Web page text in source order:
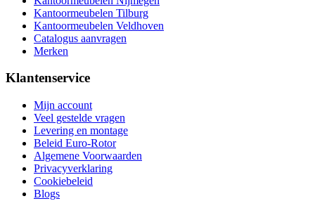
Kantoormeubelen Tilburg
Kantoormeubelen Veldhoven
Catalogus aanvragen
Merken
Klantenservice
Mijn account
Veel gestelde vragen
Levering en montage
Beleid Euro-Rotor
Algemene Voorwaarden
Privacyverklaring
Cookiebeleid
Blogs